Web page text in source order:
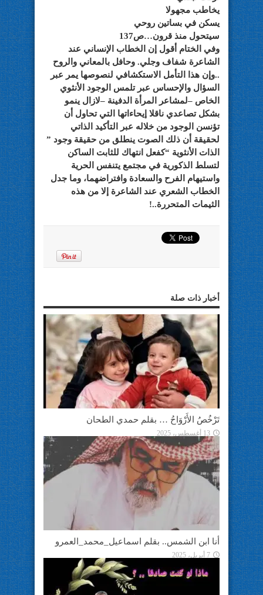
يخاطب مجهولا
يسكن في بساتين روحي
سيتحول منذ قرون…ص137
وفي الختام أقول إن الخطاب الإنساني عند
الشاعرة شفاف وجلي. وحافل بالمعاني والروح
..وإن هذا التأمل الاستكشافي لنصوصها يمر عبر
السؤال والإحساس عبر تلمس الوجود الأنثوي
الخاص –لمشاعر المرأة الدفينة –لازال ينمو
بشكل تصاعدي ناقلا إيحاءاتها التي تحاول أن
تؤنسن الوجود من خلاله عبر التأكيد الذاتي
لحقيقة أن ذلك الصوت ينطلق من حقيقة وجود ”
الذات الأنثوية “كفعل انتهاك للثابت الساكن
لتسلط الذكورية في مجتمع يتنفس الحرية
واستيهام الفرح والسعادة وافتراضهما، وما جدل
الخطاب الشعري عند الشاعرة إلا من هذه
الثيمات المتحررة..!
أخبار ذات صلة
تَرْخُصُ الأَرْوَاحُ … بقلم حمدي الطحان
13 أغسطس، 2025
أنا ابن الشمس.. بقلم اسماعيل_محمد_العمرو
7 أبريل، 2025